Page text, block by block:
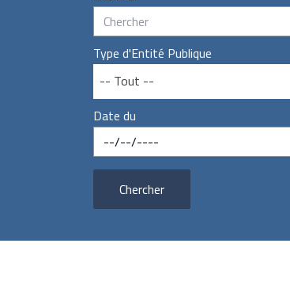
Type d'Entité Publique
-- Tout --
Date du
Chercher